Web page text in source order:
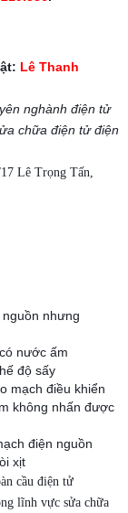
Lê Thanh
nghành điện tử
chữa điện tử điện
Lê Trọng Tấn,
nhưng
nước ấm
độ sấy
mạch điều khiển
không nhấn được
điện nguồn
xịt
cầu điện tử
lĩnh vực sửa chữa